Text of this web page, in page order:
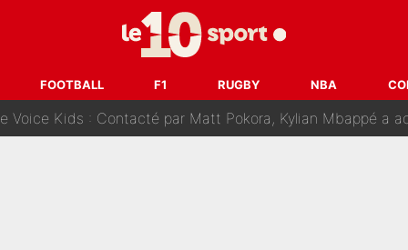
FOOTBALL F1 RUGBY NBA
le transfert de Max Verstappen qui pourrait «faire des
PSG : Voilà pourquoi le Real Madrid a accepté de payer la somme
Kids : Contacté par Matt Pokora, Kylian Mbappé a